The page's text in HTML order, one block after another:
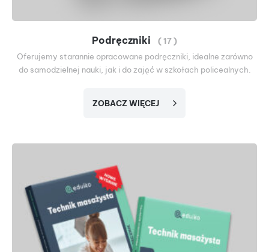
Podręczniki
( 17 )
Oferujemy starannie opracowane podręczniki, idealne zarówno
do samodzielnej nauki, jak i do zajęć w szkołach policealnych.
ZOBACZ WIĘCEJ